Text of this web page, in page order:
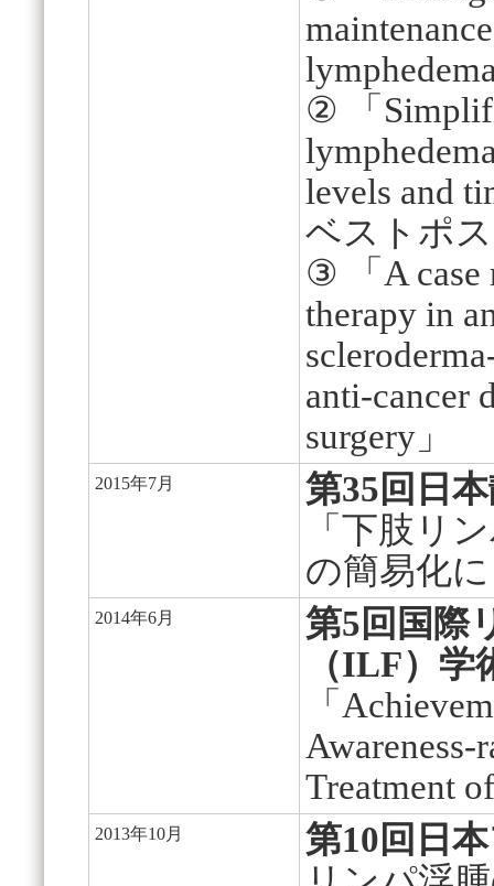
② 「
levels and
ベストポ
③ 「A case
therapy in
anti-cancer
surgery」
2015年7月
第35回日
「下肢リ
の簡易化
2014年6月
第5回国際
（ILF）
「
Treatment
2013年10月
第10回日